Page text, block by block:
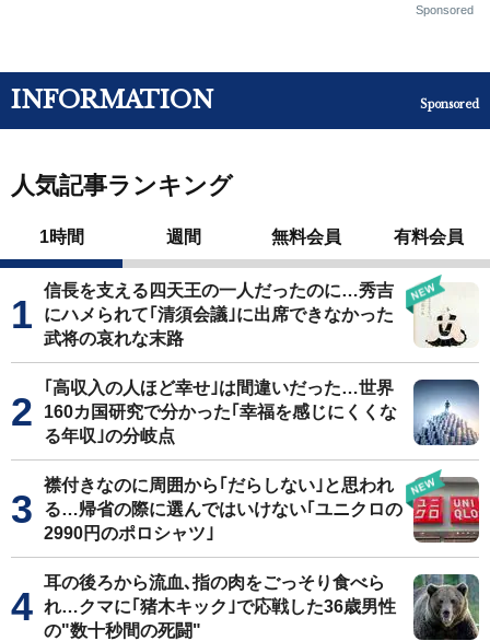
Sponsored
INFORMATION Sponsored
人気記事ランキング
1時間 週間 無料会員 有料会員
信長を支える四天王の一人だったのに…秀吉
にハメられて｢清須会議｣に出席できなかった
武将の哀れな末路
｢高収入の人ほど幸せ｣は間違いだった…世界
160カ国研究で分かった｢幸福を感じにくくな
る年収｣の分岐点
襟付きなのに周囲から｢だらしない｣と思われ
る…帰省の際に選んではいけない｢ユニクロの
2990円のポロシャツ｣
耳の後ろから流血､指の肉をごっそり食べら
れ…クマに｢猪木キック｣で応戦した36歳男性
の"数十秒間の死闘"